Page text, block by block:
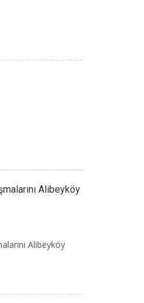
Alibeyköy
Alibeyköy